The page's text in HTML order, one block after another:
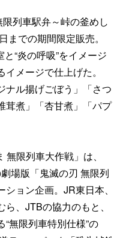
列車駅弁～峠の釜めし
までの期間限定販売。
“炎の呼吸”をイメージ
メージで仕上げた。
ナル揚げごぼう」「さつ
茸煮」「杏甘煮」「パプ
限列車大作戦」は、
場版「鬼滅の刃 無限列
ョン企画。JR東日本、
、JTBの協力のもと、
無限列車特別仕様”の